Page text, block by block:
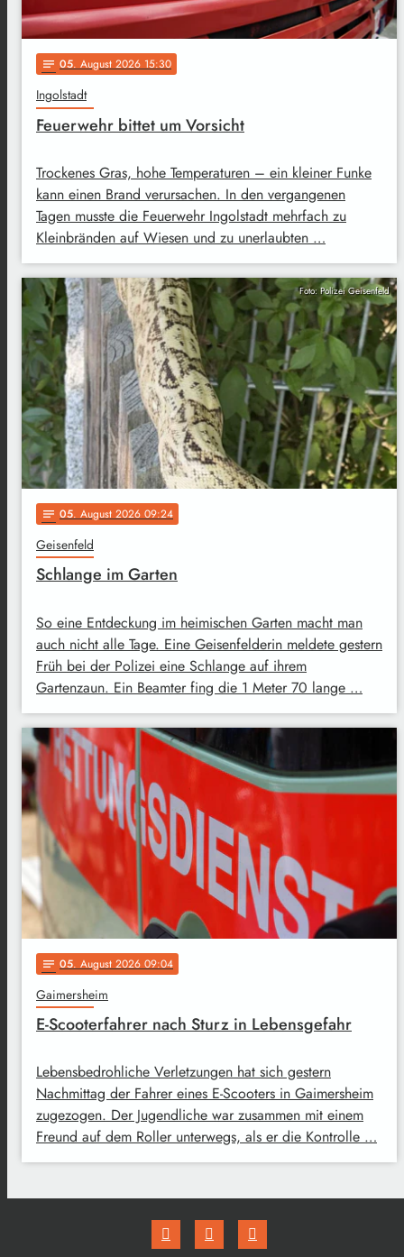
notes 05. August 2026 15:30
Ingolstadt
Feuerwehr bittet um Vorsicht
Trockenes Gras, hohe Temperaturen – ein kleiner Funke
kann einen Brand verursachen. In den vergangenen
Tagen musste die Feuerwehr Ingolstadt mehrfach zu
Kleinbränden auf Wiesen und zu unerlaubten …
Foto: Polizei Geisenfeld
notes 05. August 2026 09:24
Geisenfeld
Schlange im Garten
So eine Entdeckung im heimischen Garten macht man
auch nicht alle Tage. Eine Geisenfelderin meldete gestern
Früh bei der Polizei eine Schlange auf ihrem
Gartenzaun. Ein Beamter fing die 1 Meter 70 lange …
notes 05. August 2026 09:04
Gaimersheim
E-Scooterfahrer nach Sturz in Lebensgefahr
Lebensbedrohliche Verletzungen hat sich gestern
Nachmittag der Fahrer eines E-Scooters in Gaimersheim
zugezogen. Der Jugendliche war zusammen mit einem
Freund auf dem Roller unterwegs, als er die Kontrolle …